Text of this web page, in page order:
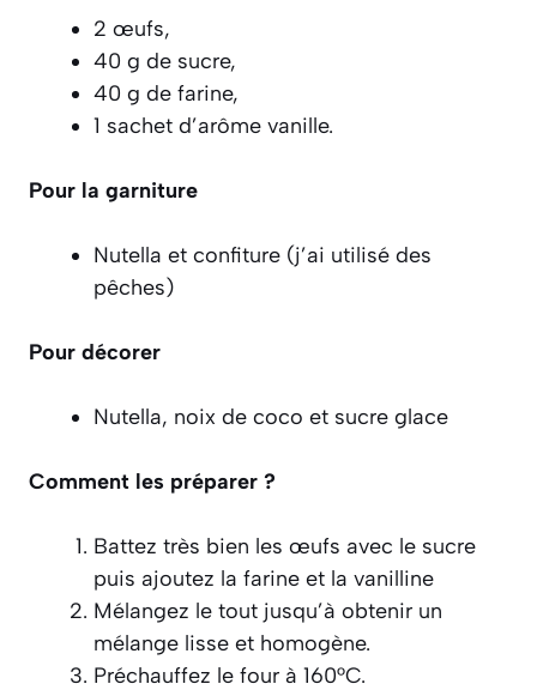
2 œufs,
40 g de sucre,
40 g de farine,
1 sachet d’arôme vanille.
Pour la garniture
Nutella et confiture (j’ai utilisé des
pêches)
Pour décorer
Nutella, noix de coco et sucre glace
Comment les préparer ?
Battez très bien les œufs avec le sucre
puis ajoutez la farine et la vanilline
Mélangez le tout jusqu’à obtenir un
mélange lisse et homogène.
Préchauffez le four à 160°C.